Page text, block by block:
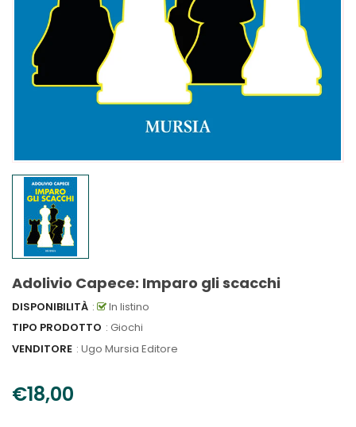
Adolivio Capece: Imparo gli scacchi
DISPONIBILITÀ :
In listino
TIPO PRODOTTO : Giochi
VENDITORE : Ugo Mursia Editore
€18,00